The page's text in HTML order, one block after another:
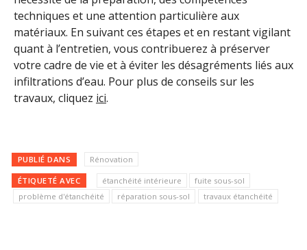
techniques et une attention particulière aux
matériaux. En suivant ces étapes et en restant vigilant
quant à l’entretien, vous contribuerez à préserver
votre cadre de vie et à éviter les désagréments liés aux
infiltrations d’eau. Pour plus de conseils sur les
travaux, cliquez ici.
PUBLIÉ DANS Rénovation
ÉTIQUETÉ AVEC étanchéité intérieure
fuite sous-sol
problème d'étanchéité
réparation sous-sol travaux étanchéité